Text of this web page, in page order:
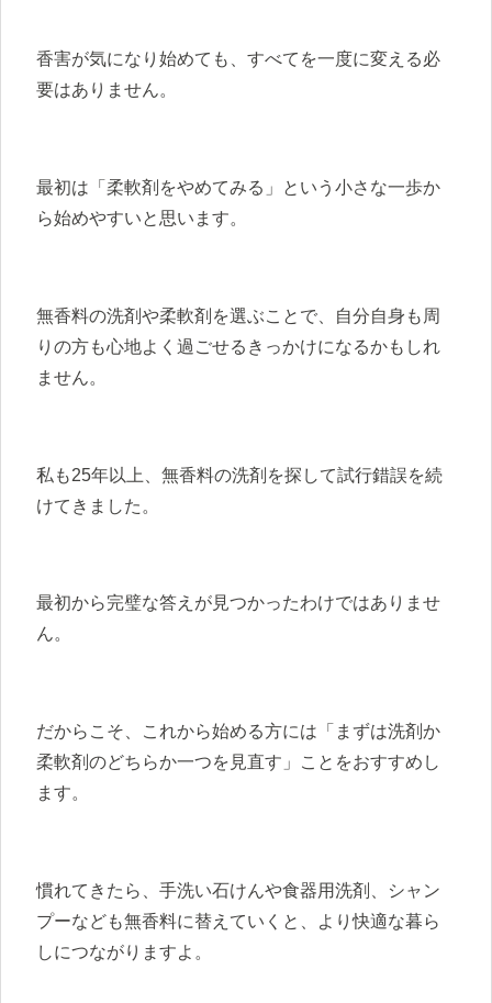
香害が気になり始めても、すべてを一度に変える必
要はありません。
最初は「柔軟剤をやめてみる」という小さな一歩か
ら始めやすいと思います。
無香料の洗剤や柔軟剤を選ぶことで、自分自身も周
りの方も心地よく過ごせるきっかけになるかもしれ
ません。
私も25年以上、無香料の洗剤を探して試行錯誤を続
けてきました。
最初から完璧な答えが見つかったわけではありませ
ん。
だからこそ、これから始める方には「まずは洗剤か
柔軟剤のどちらか一つを見直す」ことをおすすめし
ます。
慣れてきたら、手洗い石けんや食器用洗剤、シャン
プーなども無香料に替えていくと、より快適な暮ら
しにつながりますよ。